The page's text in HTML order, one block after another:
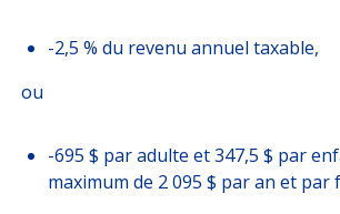
-2,5 % du revenu annuel taxable,
ou
-695 $ par adulte et 347,5 $ par
maximum de 2 095 $ par an et par